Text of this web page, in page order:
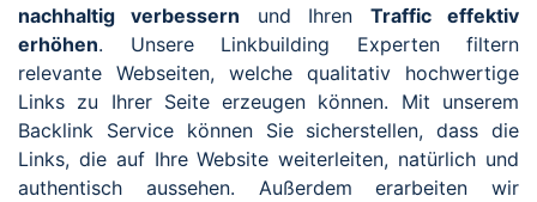
nachhaltig verbessern und Ihren Traffic effektiv
erhöhen. Unsere Linkbuilding Experten filtern
relevante Webseiten, welche qualitativ hochwertige
Links zu Ihrer Seite erzeugen können. Mit unserem
Backlink Service können Sie sicherstellen, dass die
Links, die auf Ihre Website weiterleiten, natürlich und
authentisch aussehen. Außerdem erarbeiten wir